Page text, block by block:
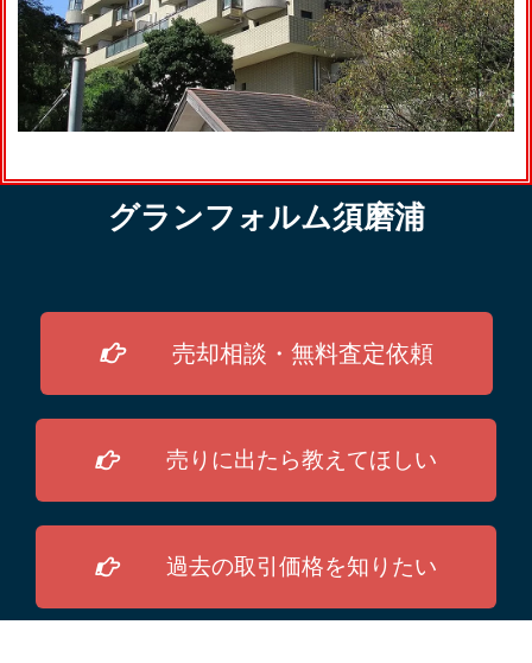
グランフォルム須磨浦
売却相談・無料査定依頼
売りに出たら教えてほしい
過去の取引価格を知りたい